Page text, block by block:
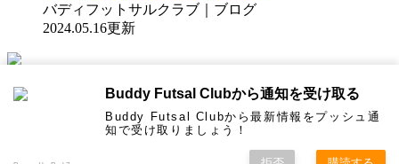
バディフットサルクラブ｜ブログ
2024.05.16更新
WEBコート予約はBuddy Futsal Clubから通知を受け取る
Buddy Futsal Clubから最新情報をプッシュ通
知で受け取りましょう！